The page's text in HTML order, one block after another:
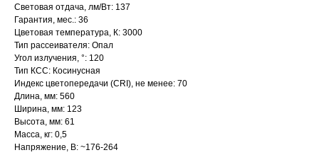
Световая отдача, лм/Вт: 137
Гарантия, мес.: 36
Цветовая температура, К: 3000
Тип рассеивателя: Опал
Угол излучения, °: 120
Тип КСС: Косинусная
Индекс цветопередачи (CRI), не менее: 70
Длина, мм: 560
Ширина, мм: 123
Высота, мм: 61
Масса, кг: 0,5
Напряжение, В: ~176-264